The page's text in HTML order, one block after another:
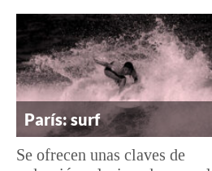
París: surf
Se ofrecen unas claves de